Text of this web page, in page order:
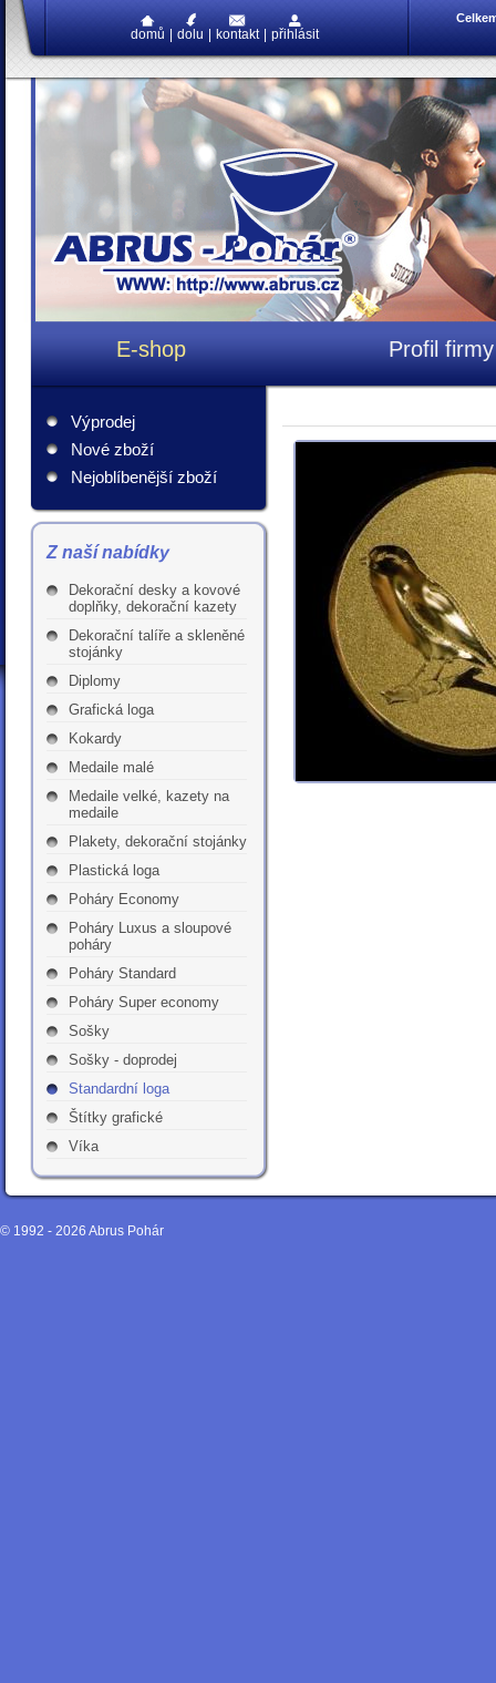
domů dolu kontakt přihlásit
E-shop Profil firmy
Výprodej
Nové zboží
Nejoblíbenější zboží
Z naší nabídky
Dekorační desky a kovové
doplňky, dekorační kazety
Dekorační talíře a skleněné
stojánky
Diplomy
Grafická loga
Kokardy
Medaile malé
Medaile velké, kazety na
medaile
Plakety, dekorační stojánky
Plastická loga
Poháry Economy
Poháry Luxus a sloupové
poháry
Poháry Standard
Poháry Super economy
Sošky
Sošky - doprodej
Standardní loga
Štítky grafické
Víka
© 1992 - 2026 Abrus Pohár